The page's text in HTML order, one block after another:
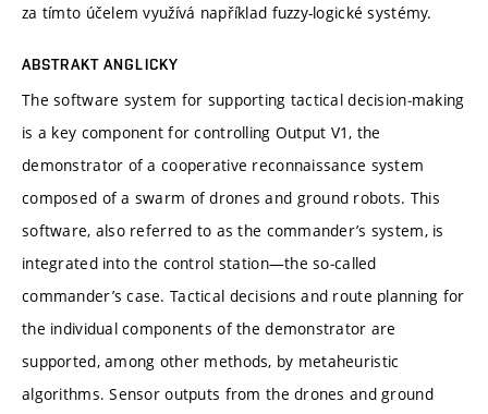
za tímto účelem využívá například fuzzy-logické systémy.
ABSTRAKT ANGLICKY
The software system for supporting tactical decision‑making
is a key component for controlling Output V1, the
demonstrator of a cooperative reconnaissance system
composed of a swarm of drones and ground robots. This
software, also referred to as the commander’s system, is
integrated into the control station—the so‑called
commander’s case. Tactical decisions and route planning for
the individual components of the demonstrator are
supported, among other methods, by metaheuristic
algorithms. Sensor outputs from the drones and ground